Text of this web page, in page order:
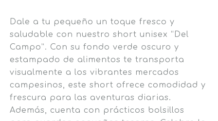
Dale a tu pequeño un toque fresco y
saludable con nuestro short unisex “Del
Campo”. Con su fondo verde oscuro y
estampado de alimentos te transporta
visualmente a los vibrantes mercados
campesinos, este short ofrece comodidad y
frescura para las aventuras diarias.
Además, cuenta con prácticos bolsillos